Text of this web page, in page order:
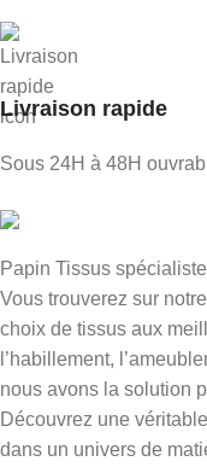
Livraison rapide
Sous 24H à 48H
Papin Tissus
Vous trouverez sur
choix de tissus aux
l’habillement,
nous avons la solution
Découvrez une
dans un univers de